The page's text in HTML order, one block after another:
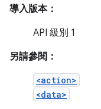
導入版本：
API 級別 1
另請參閱：
<action>
<data>